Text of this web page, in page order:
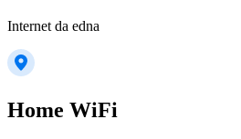
Internet da edna
Home WiFi